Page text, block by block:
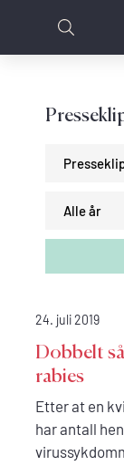
24. juli 2019
Dobbelt
rabies
Etter at en
har antall